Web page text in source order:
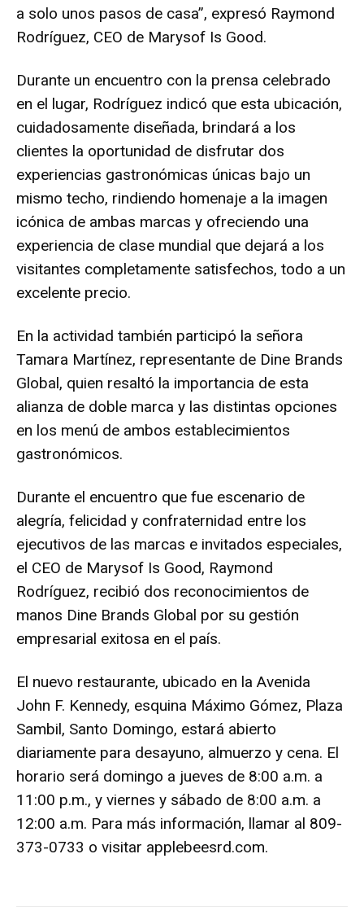
a solo unos pasos de casa”, expresó Raymond
Rodríguez, CEO de Marysof Is Good.
Durante un encuentro con la prensa celebrado
en el lugar, Rodríguez indicó que esta ubicación,
cuidadosamente diseñada, brindará a los
clientes la oportunidad de disfrutar dos
experiencias gastronómicas únicas bajo un
mismo techo, rindiendo homenaje a la imagen
icónica de ambas marcas y ofreciendo una
experiencia de clase mundial que dejará a los
visitantes completamente satisfechos, todo a un
excelente precio.
En la actividad también participó la señora
Tamara Martínez, representante de Dine Brands
Global, quien resaltó la importancia de esta
alianza de doble marca y las distintas opciones
en los menú de ambos establecimientos
gastronómicos.
Durante el encuentro que fue escenario de
alegría, felicidad y confraternidad entre los
ejecutivos de las marcas e invitados especiales,
el CEO de Marysof Is Good, Raymond
Rodríguez, recibió dos reconocimientos de
manos Dine Brands Global por su gestión
empresarial exitosa en el país.
El nuevo restaurante, ubicado en la Avenida
John F. Kennedy, esquina Máximo Gómez, Plaza
Sambil, Santo Domingo, estará abierto
diariamente para desayuno, almuerzo y cena. El
horario será domingo a jueves de 8:00 a.m. a
11:00 p.m., y viernes y sábado de 8:00 a.m. a
12:00 a.m. Para más información, llamar al 809-
373-0733 o visitar applebeesrd.com.